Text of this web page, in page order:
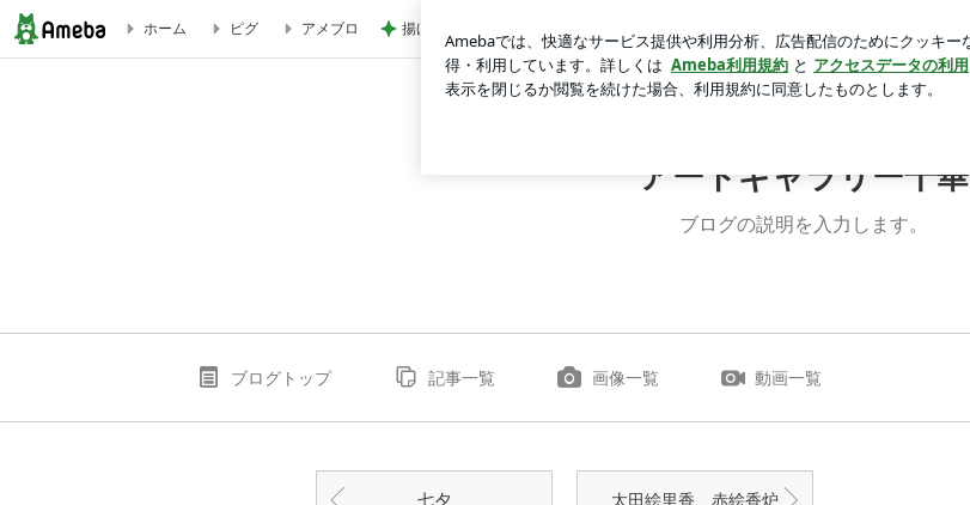
ホーム ピグ アメブロ 揚げないから簡単なデリ風サラダ
アートギャラリー千華
ブログの説明を入力します。
ブログトップ 記事一覧 画像一覧 動画一覧
七夕 太田絵里香 赤絵香炉